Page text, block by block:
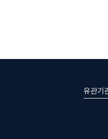
유관기